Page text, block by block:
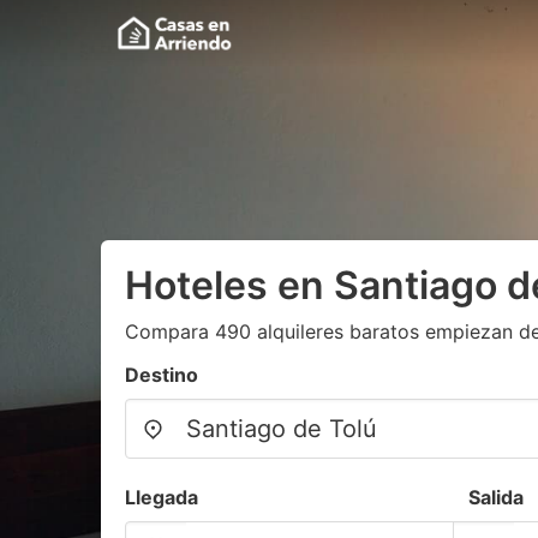
Hoteles en Santiago
Compara 490 alquileres baratos empiezan
Destino
Llegada Salida